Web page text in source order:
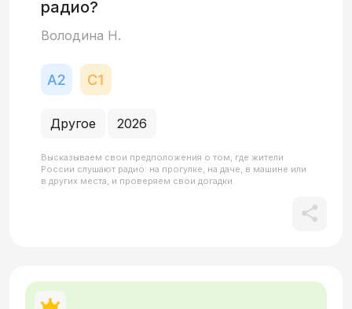
радио?
Володина Н.
Другое 2026
Высказываем свои предположения о том, где жители
России слушают радио: на прогулке, на даче, в машине или
в других места, и проверяем свои догадки.